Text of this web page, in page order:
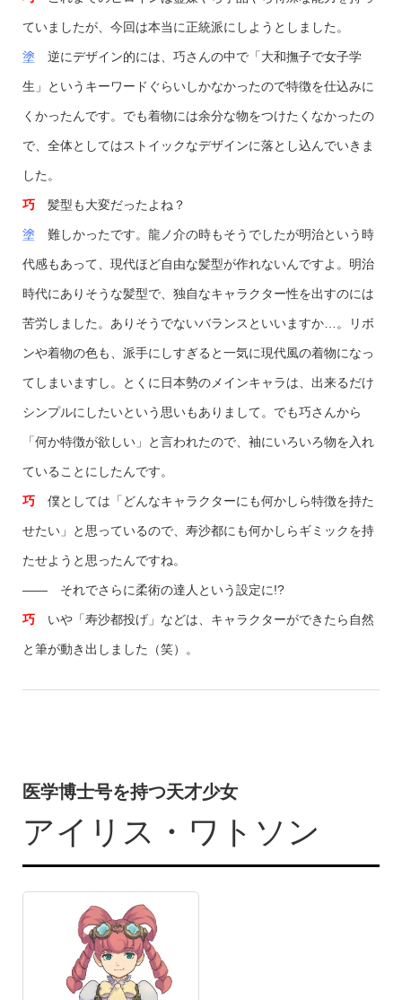
ていましたが、今回は本当に正統派にしようとしました。
塗 逆にデザイン的には、巧さんの中で「大和撫子で女子学
生」というキーワードぐらいしかなかったので特徴を仕込みに
くかったんです。でも着物には余分な物をつけたくなかったの
で、全体としてはストイックなデザインに落とし込んでいきま
した。
巧髪型も大変だったよね？
塗 難しかったです。龍ノ介の時もそうでしたが明治という時
代感もあって、現代ほど自由な髪型が作れないんですよ。明治
時代にありそうな髪型で、独自なキャラクター性を出すのには
苦労しました。ありそうでないバランスといいますか…。リボ
ンや着物の色も、派手にしすぎると一気に現代風の着物になっ
てしまいますし。とくに日本勢のメインキャラは、出来るだけ
シンプルにしたいという思いもありまして。でも巧さんから
「何か特徴が欲しい」と言われたので、袖にいろいろ物を入れ
ていることにしたんです。
巧僕としては「どんなキャラクターにも何かしら特徴を持た
せたい」と思っているので、寿沙都にも何かしらギミックを持
たせようと思ったんですね。
—— それでさらに柔術の達人という設定に!?
巧いや「寿沙都投げ」などは、キャラクターができたら自然
と筆が動き出しました（笑）。
医学博士号を持つ天才少女
アイリス・ワトソン